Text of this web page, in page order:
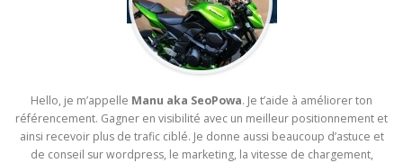
Hello, je m’appelle Manu aka SeoPowa. Je t’aide à améliorer ton
référencement. Gagner en visibilité avec un meilleur positionnement et
ainsi recevoir plus de trafic ciblé. Je donne aussi beaucoup d’astuce et
de conseil sur wordpress, le marketing, la vitesse de chargement,